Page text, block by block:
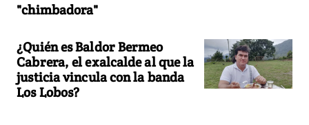
"chimbadora"
¿Quién es Baldor Bermeo
Cabrera, el exalcalde al que la
justicia vincula con la banda
Los Lobos?